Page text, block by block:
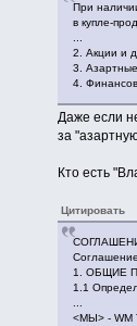
При
в купле-
...
2. Акции и
3.
4.
Даже если
за
Кто есть
Цитировать
1. ОБЩИЕ
1.1
...
<МЫ> - WM